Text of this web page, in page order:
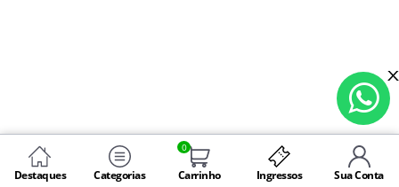
Destaques Categorias
0
Carrinho Ingressos Sua Conta